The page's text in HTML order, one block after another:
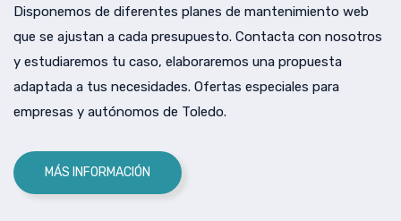
Disponemos de diferentes planes de mantenimiento web
que se ajustan a cada presupuesto. Contacta con nosotros
y estudiaremos tu caso, elaboraremos una propuesta
adaptada a tus necesidades. Ofertas especiales para
empresas y autónomos de Toledo.
MÁS INFORMACIÓN